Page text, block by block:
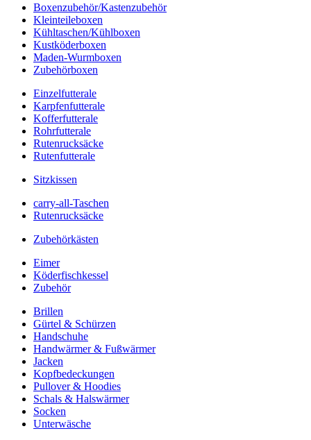
Boxenzubehör/Kastenzubehör
Kleinteileboxen
Kühltaschen/Kühlboxen
Kustköderboxen
Maden-Wurmboxen
Zubehörboxen
Einzelfutterale
Karpfenfutterale
Kofferfutterale
Rohrfutterale
Rutenrucksäcke
Rutenfutterale
Sitzkissen
carry-all-Taschen
Rutenrucksäcke
Zubehörkästen
Eimer
Köderfischkessel
Zubehör
Brillen
Gürtel & Schürzen
Handschuhe
Handwärmer & Fußwärmer
Jacken
Kopfbedeckungen
Pullover & Hoodies
Schals & Halswärmer
Socken
Unterwäsche